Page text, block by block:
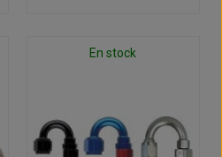
En stock